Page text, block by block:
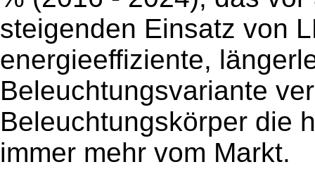
steigenden Einsatz von
energieeffiziente,
Beleuchtungsvariante
Beleuchtungskörper die
immer mehr vom Markt.